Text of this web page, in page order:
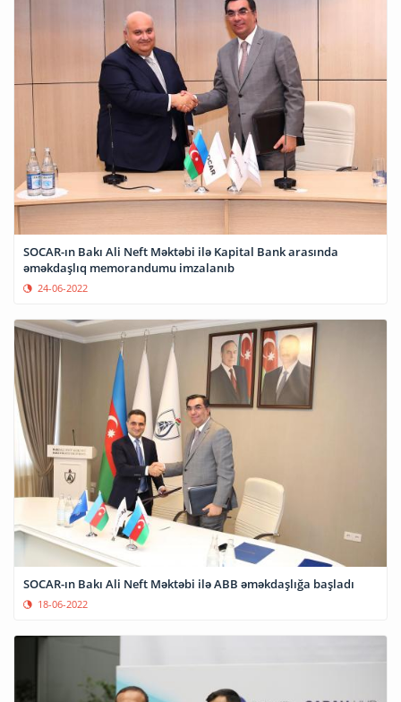
SOCAR-ın Bakı Ali Neft Məktəbi ilə Kapital Bank arasında
əməkdaşlıq memorandumu imzalanıb
24-06-2022
SOCAR-ın Bakı Ali Neft Məktəbi ilə ABB əməkdaşlığa başladı
18-06-2022